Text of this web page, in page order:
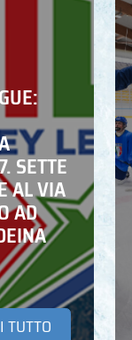
SETTE
AL VIA
AD
TUTTO